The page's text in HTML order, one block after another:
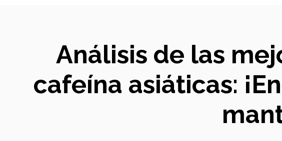
Análisis de las
cafeína asiáticas: